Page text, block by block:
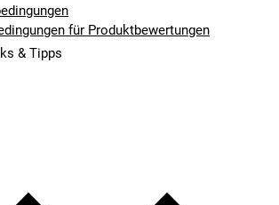
für Produktbewertungen
& Tipps